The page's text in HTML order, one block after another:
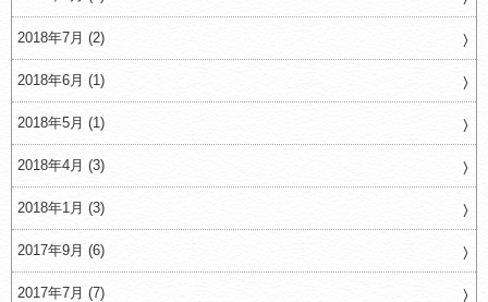
2018年7月 (2)
2018年6月 (1)
2018年5月 (1)
2018年4月 (3)
2018年1月 (3)
2017年9月 (6)
2017年7月 (7)